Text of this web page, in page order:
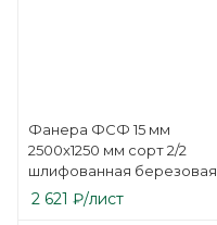
Фанера ФСФ 15 мм
2500х1250 мм сорт 2/2
шлифованная березовая
2 621 ₽/лист